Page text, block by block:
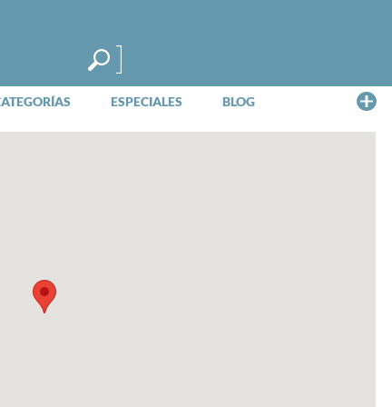
ESPECIALES BLOG